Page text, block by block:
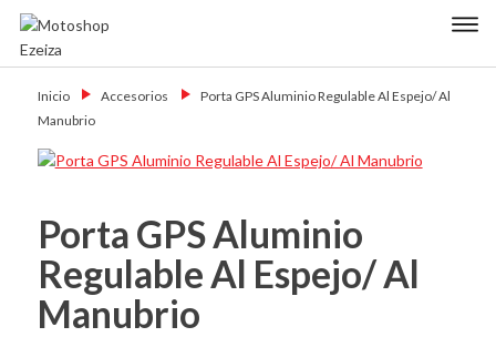
Skip
content
Motoshop
Ezeiza
Primary Menu
Inicio→ Accesorios →
Porta GPS Aluminio Regulable Al Espejo/ Al
Manubrio
Porta GPS Aluminio
Regulable Al Espejo/ Al
Manubrio